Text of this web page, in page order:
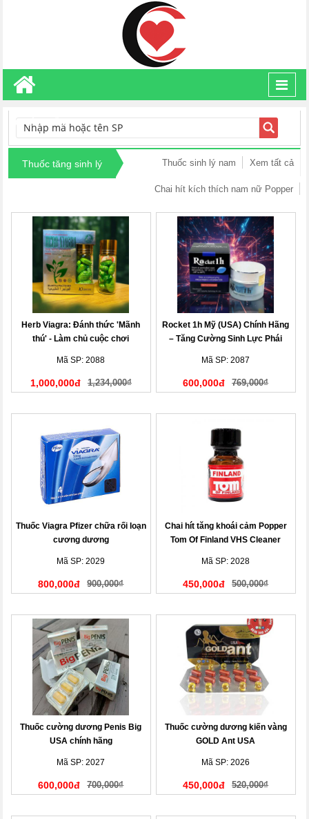
TÌM KIẾM
Thuốc tăng sinh lý Xem tất cả
Thuốc sinh lý nam
Chai hít kích thích nam nữ Popper
Herb Viagra: Đánh thức 'Mãnh
thú' - Làm chủ cuộc chơi
Mã SP: 2088
1,000,000đ 1,234,000₫
Rocket 1h Mỹ (USA) Chính Hãng
– Tăng Cường Sinh Lực Phái
Mã SP: 2087
600,000đ 769,000₫
Thuốc Viagra Pfizer chữa rối loạn
cương dương
Mã SP: 2029
800,000đ 900,000₫
Chai hít tăng khoái cảm Popper
Tom Of Finland VHS Cleaner
Mã SP: 2028
450,000đ 500,000₫
Thuốc cường dương Penis Big
USA chính hãng
Mã SP: 2027
600,000đ 700,000₫
Thuốc cường dương kiến vàng
GOLD Ant USA
Mã SP: 2026
450,000đ 520,000₫